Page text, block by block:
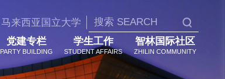
马来西亚国立大学
党建专栏
PARTY BUILDING
学生工作
STUDENT AFFAIRS
智林国际社区
ZHILIN COMMUNITY